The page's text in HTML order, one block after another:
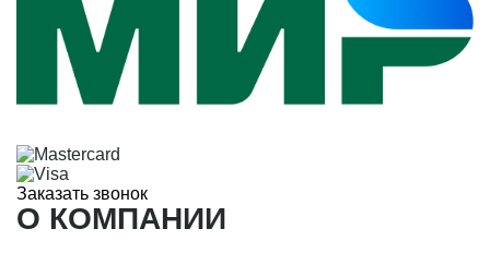
Заказать звонок
О КОМПАНИИ